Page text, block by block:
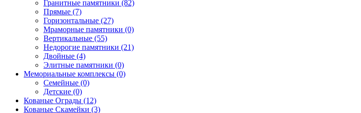
Гранитные памятники (82)
Прямые (7)
Горизонтальные (27)
Мраморные памятники (0)
Вертикальные (55)
Недорогие памятники (21)
Двойные (4)
Элитные памятники (0)
Мемориальные комплексы (0)
Семейные (0)
Детские (0)
Кованые Ограды (12)
Кованые Скамейки (3)